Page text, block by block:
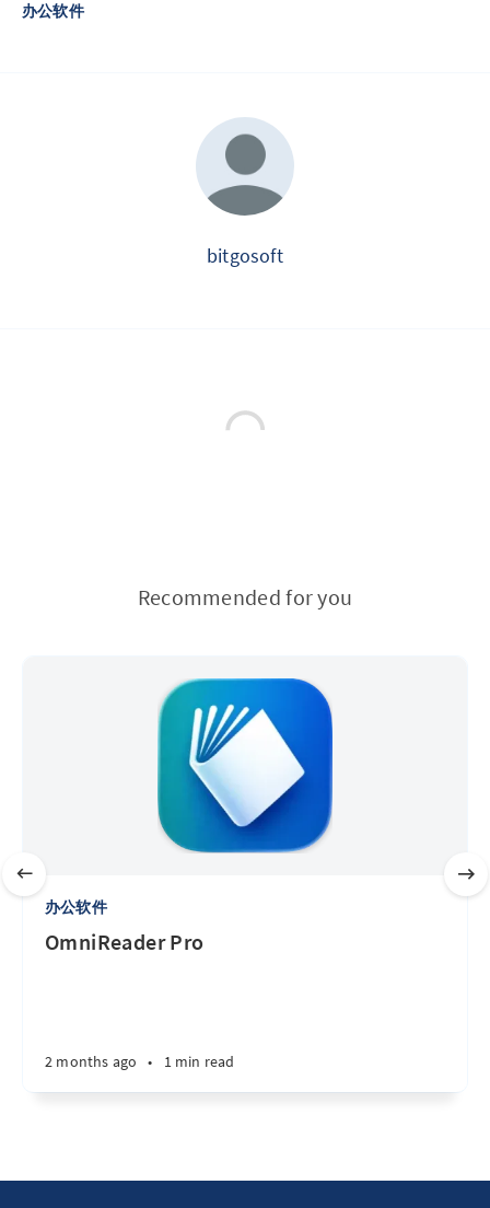
办公软件
bitgosoft
Recommended for you
办公软件
OmniReader Pro
2 months ago • 1 min read